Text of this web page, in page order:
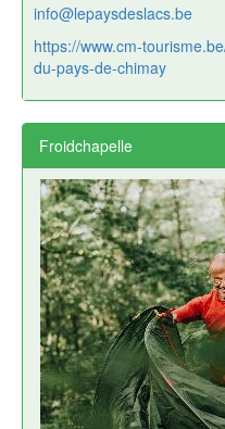
info@lepaysdeslacs.be
https://www.cm-
du-pays-de-chimay
Froidchapelle